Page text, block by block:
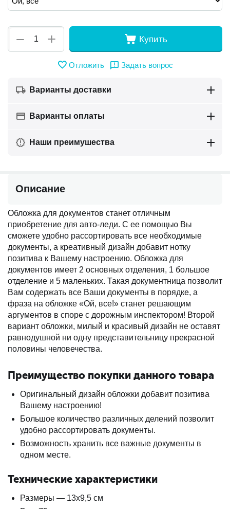
+
− Купить
Отложить Задать вопрос
Варианты доставки
Варианты оплаты
Наши преимушества
Описание
Обложка для документов станет отличным
приобретение для авто-леди. С ее помощью Вы
сможете удобно рассортировать все необходимые
документы, а креативный дизайн добавит нотку
позитива к Вашему настроению. Обложка для
документов имеет 2 основных отделения, 1 большое
отделение и 5 маленьких. Такая документница позволит
Вам содержать все Ваши документы в порядке, а
фраза на обложке «Ой, все!» станет решающим
аргументов в споре с дорожным инспектором! Второй
вариант обложки, милый и красивый дизайн не оставят
равнодушной ни одну представительницу прекрасной
половины человечества.
Преимущество покупки данного товара
Оригинальный дизайн обложки добавит позитива
Вашему настроению!
Большое количество различных делений позволит
удобно рассортировать документы.
Возможность хранить все важные документы в
одном месте.
Технические характеристики
Размеры — 13х9,5 см